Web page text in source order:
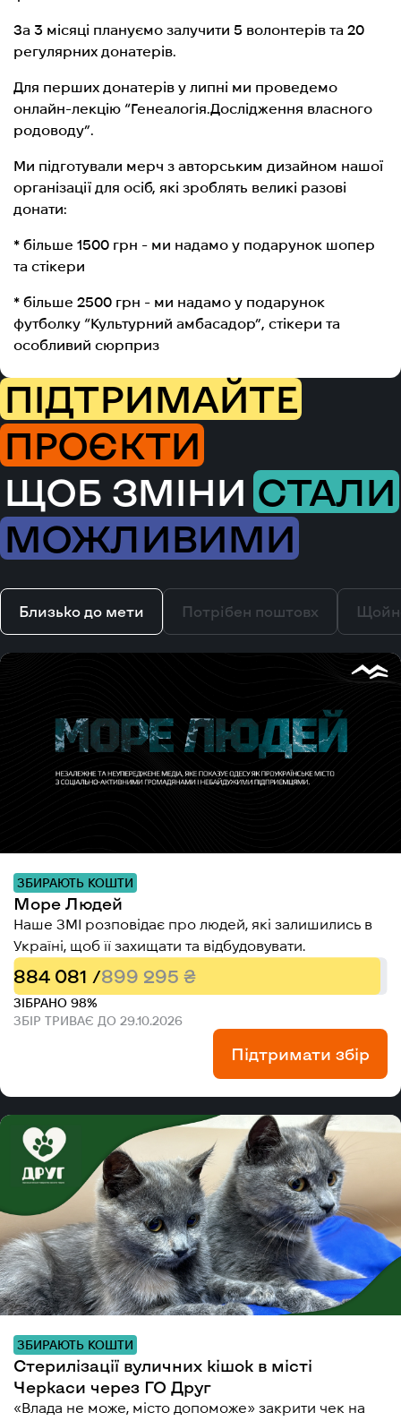
За 3 місяці плануємо залучити 5 волонтерів та 20
регулярних донатерів.
Для перших донатерів у липні ми проведемо
онлайн-лекцію “Генеалогія.Дослідження власного
родоводу”.
Ми підготували мерч з авторським дизайном нашої
організації для осіб, які зроблять великі разові
донати:
* більше 1500 грн - ми надамо у подарунок шопер
та стікери
* більше 2500 грн - ми надамо у подарунок
футболку “Культурний амбасадор”, стікери та
особливий сюрприз
ПІДТРИМАЙТЕ
ПРОЄКТИ
ЩОБ ЗМІНИ СТАЛИ
МОЖЛИВИМИ
Близько до мети Потрібен поштовх
ЗБИРАЮТЬ КОШТИ
Море Людей
Наше ЗМІ розповідає про людей, які залишились в
Україні, щоб її захищати та відбудовувати.
884 081 /899 295 ₴
ЗІБРАНО 98%
ЗБІР ТРИВАЄ ДО 29.10.2026
Підтримати збір
ЗБИРАЮТЬ КОШТИ
Стерилізації вуличних кішок в місті
Черкаси через ГО Друг
«Влада не може, місто допоможе» закрити чек на